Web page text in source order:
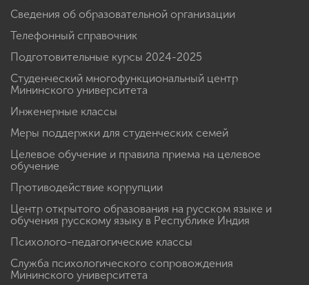
Сведения об образовательной организации
Телефонный справочник
Подготовительные курсы 2024-2025
Студенческий многофункциональный центр
Мининского университета
Инженерные классы
Меры поддержки для студенческих семей
Целевое обучение и правила приема на целевое
обучение
Противодействие коррупции
Центр открытого образования на русском языке и
обучения русскому языку в Республике Индия
Психолого-педагогические классы
Служба психологического сопровождения
Мининского университета